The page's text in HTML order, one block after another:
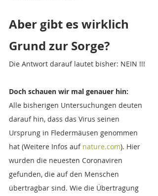
Aber gibt es wirklich
Grund zur Sorge?
Die Antwort darauf lautet bisher: NEIN !!!
Doch schauen wir mal genauer hin:
Alle bisherigen Untersuchungen deuten
darauf hin, dass das Virus seinen
Ursprung in Fledermäusen genommen
hat (Weitere Infos auf nature.com). Hier
wurden die neuesten Coronaviren
gefunden, die auf den Menschen
übertragbar sind. Wie die Übertragung